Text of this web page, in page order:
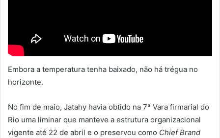
Embora a temperatura tenha baixado, não há trégua no
horizonte.
No fim de maio, Jatahy havia obtido na 7ª Vara firmarial do
Rio uma liminar que manteve a estrutura organizacional
vigente até 22 de abril e o preservou como Chief Brand